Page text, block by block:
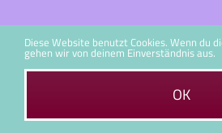
Diese Website benutzt Cookies. Wenn du
gehen wir von deinem Einverständnis aus.
OK